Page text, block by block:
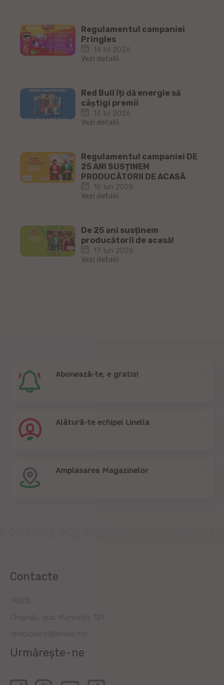
Regulamentul campaniei
Pringles
14 Iul 2026
Vezi detalii
Red Bull îți dă energie să
câștigi premii
13 Iul 2026
Vezi detalii
Regulamentul campaniei DE
25 ANI SUSȚINEM
PRODUCĂTORII DE ACASĂ
18 Iun 2026
Vezi detalii
De 25 ani susținem
producătorii de acasă!
17 Iun 2026
Vezi detalii
Abonează-te, e gratis!
Alătură-te echipei Linella
Amplasarea Magazinelor
Contacte
14505
Chișinău, șos. Muncești, 121
relatiiclienti@linella.md
Urmărește-ne